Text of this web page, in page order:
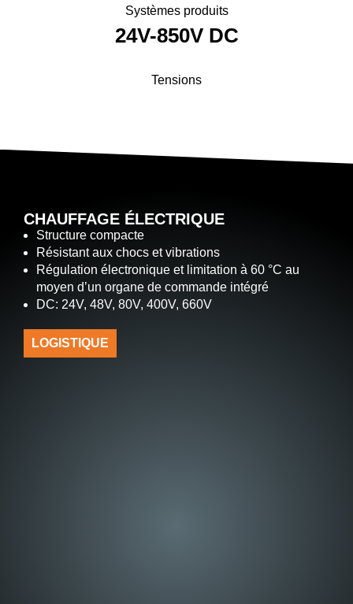
Systèmes produits
24V-850V DC
Tensions
CHAUFFAGE ÉLECTRIQUE
Structure compacte
Résistant aux chocs et vibrations
Régulation électronique et limitation à 60 °C au
moyen d’un organe de commande intégré
DC: 24V, 48V, 80V, 400V, 660V
LOGISTIQUE